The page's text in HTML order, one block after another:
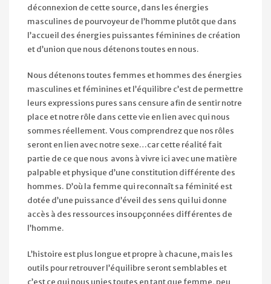
déconnexion de cette source, dans les énergies
masculines de pourvoyeur de l’homme plutôt que dans
l’accueil des énergies puissantes féminines de création
et d’union que nous détenons toutes en nous.
Nous détenons toutes femmes et hommes des énergies
masculines et féminines et l’équilibre c’est de permettre
leurs expressions pures sans censure afin de sentir notre
place et notre rôle dans cette vie en lien avec qui nous
sommes réellement. Vous comprendrez que nos rôles
seront en lien avec notre sexe…car cette réalité fait
partie de ce que nous avons à vivre ici avec une matière
palpable et physique d’une constitution différente des
hommes. D’où la femme qui reconnaît sa féminité est
dotée d’une puissance d’éveil des sens qui lui donne
accès à des ressources insoupçonnées différentes de
l’homme.
L’histoire est plus longue et propre à chacune, mais les
outils pour retrouver l’équilibre seront semblables et
c’est ce qui nous unies toutes en tant que femme, peu